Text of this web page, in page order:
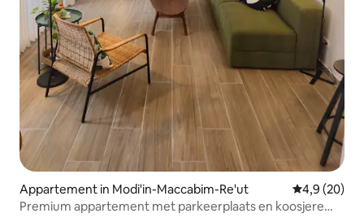
Appartement in Modi'in-Maccabim-Re'ut Gemiddelde
4,9 (20)
Premium appartement met parkeerplaats en koosjere